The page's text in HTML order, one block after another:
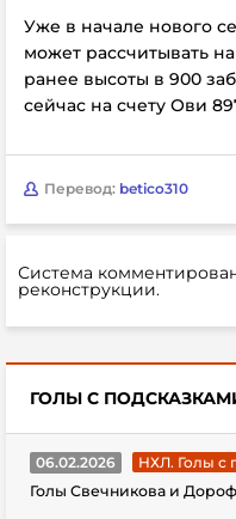
Уже в начале нового
может рассчитывать
ранее высоты в 900
сейчас на счету Ови
Перевод: betico310
Система
реконструкции.
ГОЛЫ С
06.02.2026
НХЛ. Голы с
Голы Свечникова и